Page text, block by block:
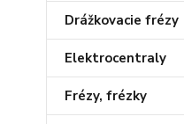
Drážkovacie frézy
Elektrocentraly
Frézy, frézky